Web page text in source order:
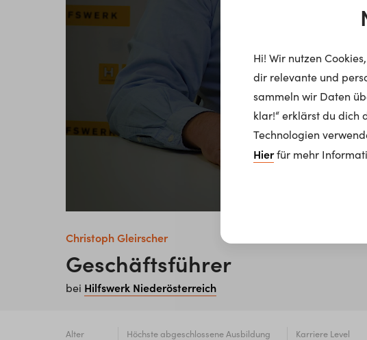
Christoph Gleirscher
Geschäftsführer
bei Hilfswerk Niederösterreich
Alter Höchste abgeschlossene Ausbildung Karriere Level
Hi! Wir nutzen
dir relevante und
sammeln wir Daten
klar!“ erklärst du dich
Technologien
Hierfür mehr